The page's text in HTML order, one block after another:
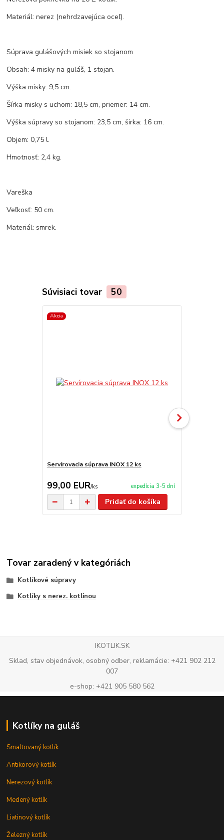
Materiál: nerez (nehrdzavejúca oceľ).
Súprava gulášových misiek so stojanom
Obsah: 4 misky na guláš, 1 stojan.
Výška misky: 9,5 cm.
Šírka misky s uchom: 18,5 cm, priemer: 14 cm.
Výška súpravy so stojanom: 23,5 cm, šírka: 16 cm.
Objem: 0,75 l.
Hmotnosť: 2,4 kg.
Vareška
Veľkosť: 50 cm.
Materiál: smrek.
Súvisiaci tovar 50
Akcia
Servírovacia súprava INOX 12 ks
99,00 EUR/ks expedícia 3-5 dní
Pridať do košíka
Tovar zaradený v kategóriách
Kotlíkové súpravy
Kotlíky s nerez. kotlinou
IKOTLIK.SK
Sklad, stav objednávok, osobný odber, reklamácie: +421 902 212
007
e-shop: +421 905 580 562
Kotlíky na guláš
Smaltovaný kotlík
Antikorový kotlík
Nerezový kotlík
Medený kotlík
Liatinový kotlík
Železný kotlík